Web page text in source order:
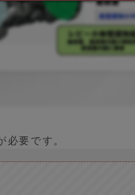
要です。